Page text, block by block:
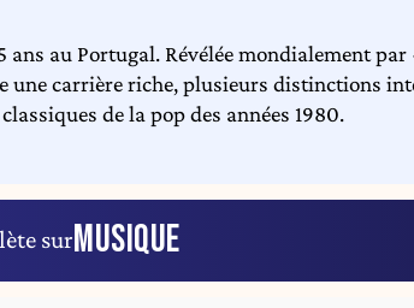
ans au Portugal. Révélée mondialement
une carrière riche, plusieurs distinctions
de la pop des années 1980.
surMUSIQUE